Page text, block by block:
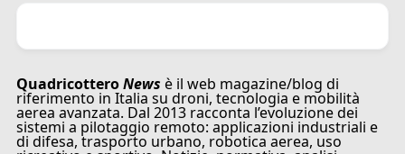
QuadricotteroNews è il web magazine/blog di
riferimento in Italia su droni, tecnologia e mobilità
aerea avanzata. Dal 2013 racconta l’evoluzione dei
sistemi a pilotaggio remoto: applicazioni industriali e
di difesa, trasporto urbano, robotica aerea, uso